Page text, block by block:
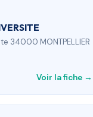
34000 MONTPELLIER
Voir la fiche →